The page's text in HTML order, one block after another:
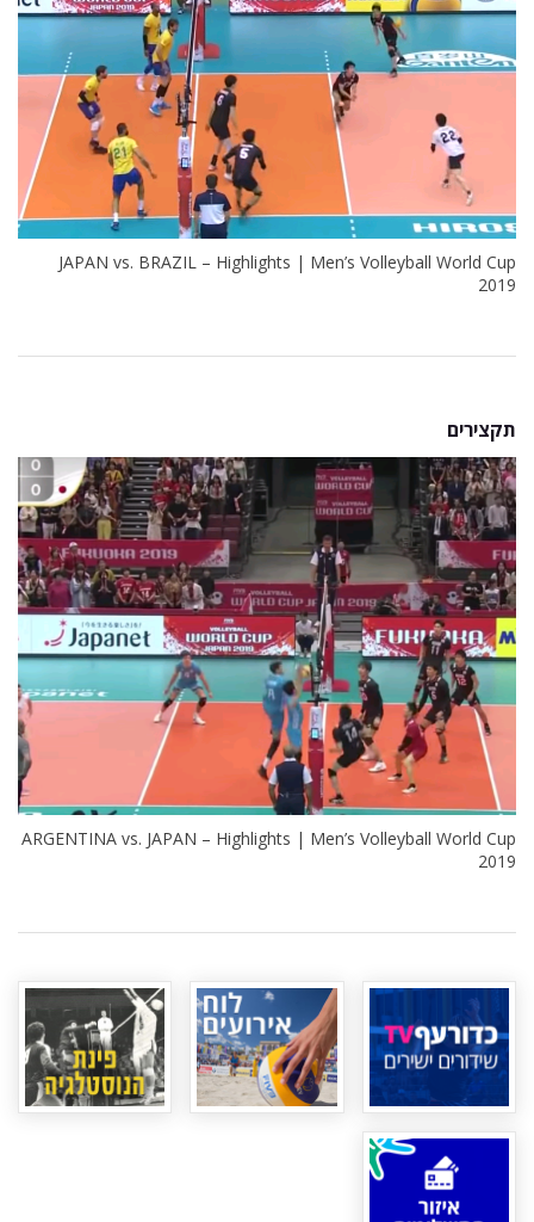
JAPAN vs. BRAZIL – Highlights | Men’s Volleyball World Cup
2019
תקצירים
ARGENTINA vs. JAPAN – Highlights | Men’s Volleyball World Cup
2019